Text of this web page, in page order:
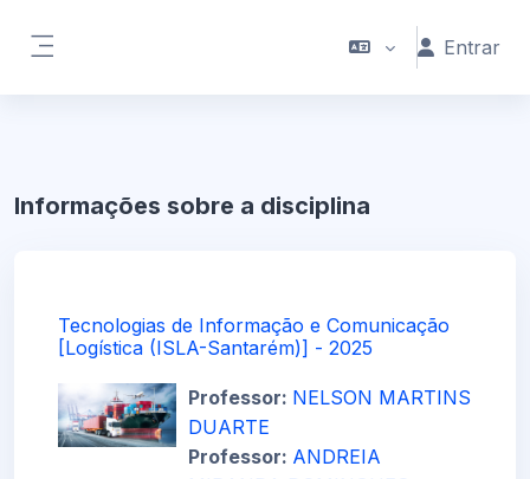
Entrar
Informações sobre a disciplina
Tecnologias de Informação e Comunicação
[Logística (ISLA-Santarém)] - 2025
Professor: NELSON MARTINS
DUARTE
Professor: ANDREIA